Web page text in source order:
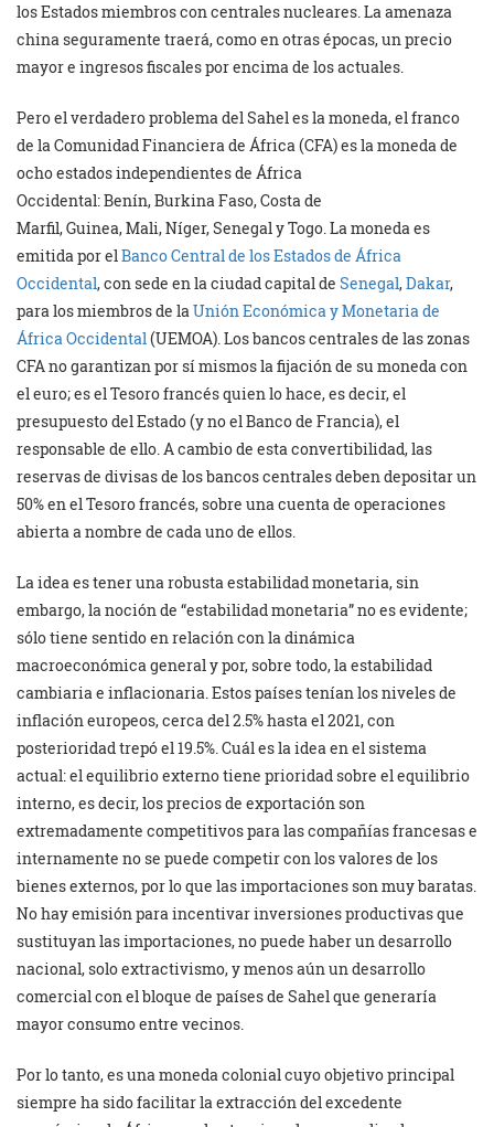
los Estados miembros con centrales nucleares. La amenaza
china seguramente traerá, como en otras épocas, un precio
mayor e ingresos fiscales por encima de los actuales.
Pero el verdadero problema del Sahel es la moneda, el franco
de la Comunidad Financiera de África (CFA) es la moneda de
ocho estados independientes de África
Occidental: Benín, Burkina Faso, Costa de
Marfil, Guinea, Mali, Níger, Senegal y Togo. La moneda es
emitida por elBanco Central de los Estados de África
Occidental, con sede en la ciudad capital de Senegal,Dakar,
para los miembros de laUnión Económica y Monetaria de
África Occidental(UEMOA). Los bancos centrales de las zonas
CFA no garantizan por sí mismos la fijación de su moneda con
el euro; es el Tesoro francés quien lo hace, es decir, el
presupuesto del Estado (y no el Banco de Francia), el
responsable de ello. A cambio de esta convertibilidad, las
reservas de divisas de los bancos centrales deben depositar un
50% en el Tesoro francés, sobre una cuenta de operaciones
abierta a nombre de cada uno de ellos.
La idea es tener una robusta estabilidad monetaria, sin
embargo, la noción de “estabilidad monetaria” no es evidente;
sólo tiene sentido en relación con la dinámica
macroeconómica general y por, sobre todo, la estabilidad
cambiaria e inflacionaria. Estos países tenían los niveles de
inflación europeos, cerca del 2.5% hasta el 2021, con
posterioridad trepó el 19.5%. Cuál es la idea en el sistema
actual: el equilibrio externo tiene prioridad sobre el equilibrio
interno, es decir, los precios de exportación son
extremadamente competitivos para las compañías francesas e
internamente no se puede competir con los valores de los
bienes externos, por lo que las importaciones son muy baratas.
No hay emisión para incentivar inversiones productivas que
sustituyan las importaciones, no puede haber un desarrollo
nacional, solo extractivismo, y menos aún un desarrollo
comercial con el bloque de países de Sahel que generaría
mayor consumo entre vecinos.
Por lo tanto, es una moneda colonial cuyo objetivo principal
siempre ha sido facilitar la extracción del excedente